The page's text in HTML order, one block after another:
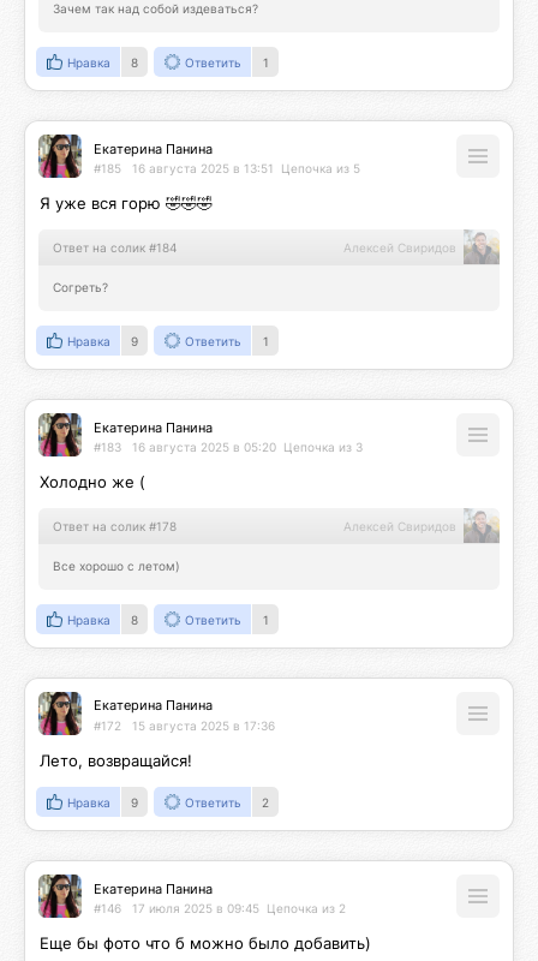
Зачем так над собой издеваться?
Нравка 8 Ответить 1
Екатерина Панина
#185 16 августа 2025 в 13:51 Цепочка из 5
Я уже вся горю 🤣🤣🤣
Ответ на солик #184 Алексей Свиридов
Согреть?
Нравка 9 Ответить 1
Екатерина Панина
#183 16 августа 2025 в 05:20 Цепочка из 3
Холодно же (
Ответ на солик #178 Алексей Свиридов
Все хорошо с летом)
Нравка 8 Ответить 1
Екатерина Панина
#172 15 августа 2025 в 17:36
Лето, возвращайся!
Нравка 9 Ответить 2
Екатерина Панина
#146 17 июля 2025 в 09:45 Цепочка из 2
Еще бы фото что б можно было добавить)